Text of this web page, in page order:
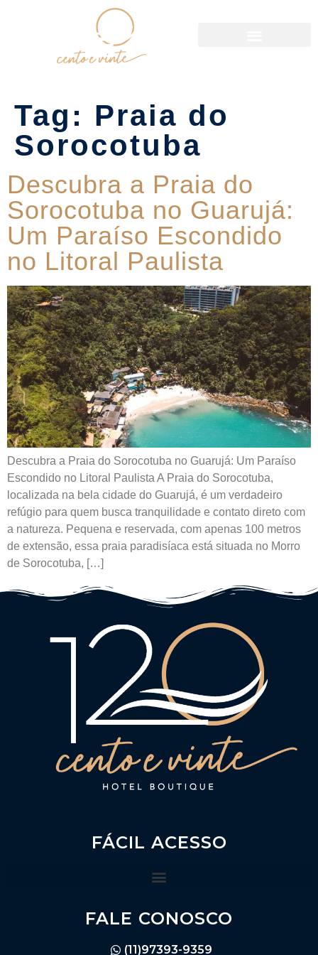
Tag: Praia do
Sorocotuba
Descubra a Praia do
Sorocotuba no Guarujá:
Um Paraíso Escondido
no Litoral Paulista
Descubra a Praia do Sorocotuba no Guarujá: Um Paraíso
Escondido no Litoral Paulista A Praia do Sorocotuba,
localizada na bela cidade do Guarujá, é um verdadeiro
refúgio para quem busca tranquilidade e contato direto com
a natureza. Pequena e reservada, com apenas 100 metros
de extensão, essa praia paradisíaca está situada no Morro
de Sorocotuba, […]
FÁCIL ACESSO
FALE CONOSCO
(11)97393-9359